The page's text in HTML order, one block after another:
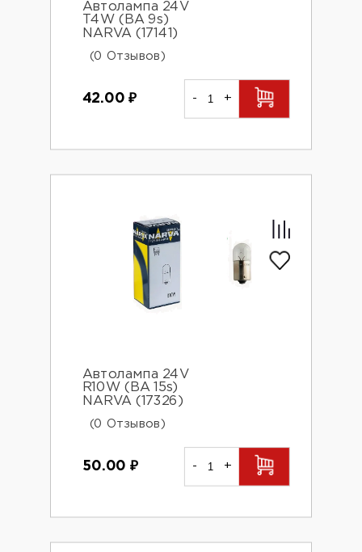
Автолампа 24V
T4W (BA 9s)
NARVA (17141)
(0 Отзывов)
42.00₽ - +
Автолампа 24V
R10W (BA 15s)
NARVA (17326)
(0 Отзывов)
50.00 ₽ - +